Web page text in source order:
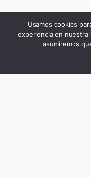
Usamos cookies
experiencia en nuestra
asumiremos